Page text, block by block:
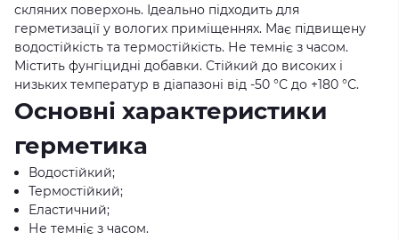
скляних поверхонь. Ідеально підходить для
герметизації у вологих приміщеннях. Має підвищену
водостійкість та термостійкість. Не темніє з часом.
Містить фунгіцидні добавки. Стійкий до високих і
низьких температур в діапазоні від -50 °С до +180 °С.
Основні характеристики
герметика
Водостійкий;
Термостійкий;
Еластичний;
Не темніє з часом.